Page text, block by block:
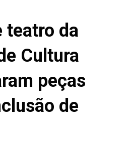
teatro da
Cultura
peças
de